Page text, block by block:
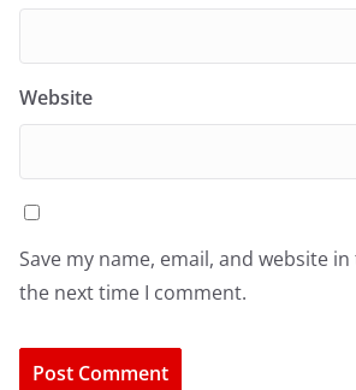
Website
Save my name, email, and website
the next time I comment.